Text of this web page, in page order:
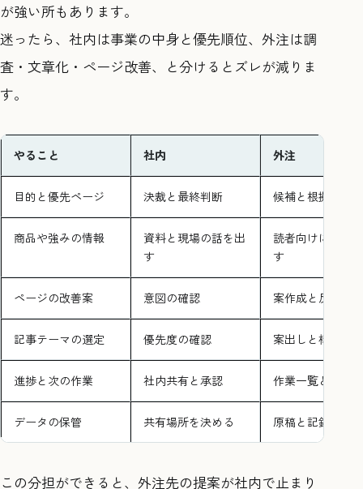
が強い所もあります。
迷ったら、社内は事業の中身と優先順位、外注は調
査・文章化・ページ改善、と分けるとズレが減りま
す。
やること 社内 外注
目的と優先ページ 決裁と最終判断 候補と根拠を出
商品や強みの情報
資料と現場の話を出
す
読者向けに言葉
す
ページの改善案 意図の確認 案作成と反映
記事テーマの選定 優先度の確認 案出しと構成作
進捗と次の作業 社内共有と承認 作業一覧と次月
データの保管 共有場所を決める 原稿と記録を納
この分担ができると、外注先の提案が社内で止まり